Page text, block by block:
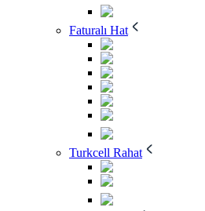
Faturalı Hat
Turkcell Rahat